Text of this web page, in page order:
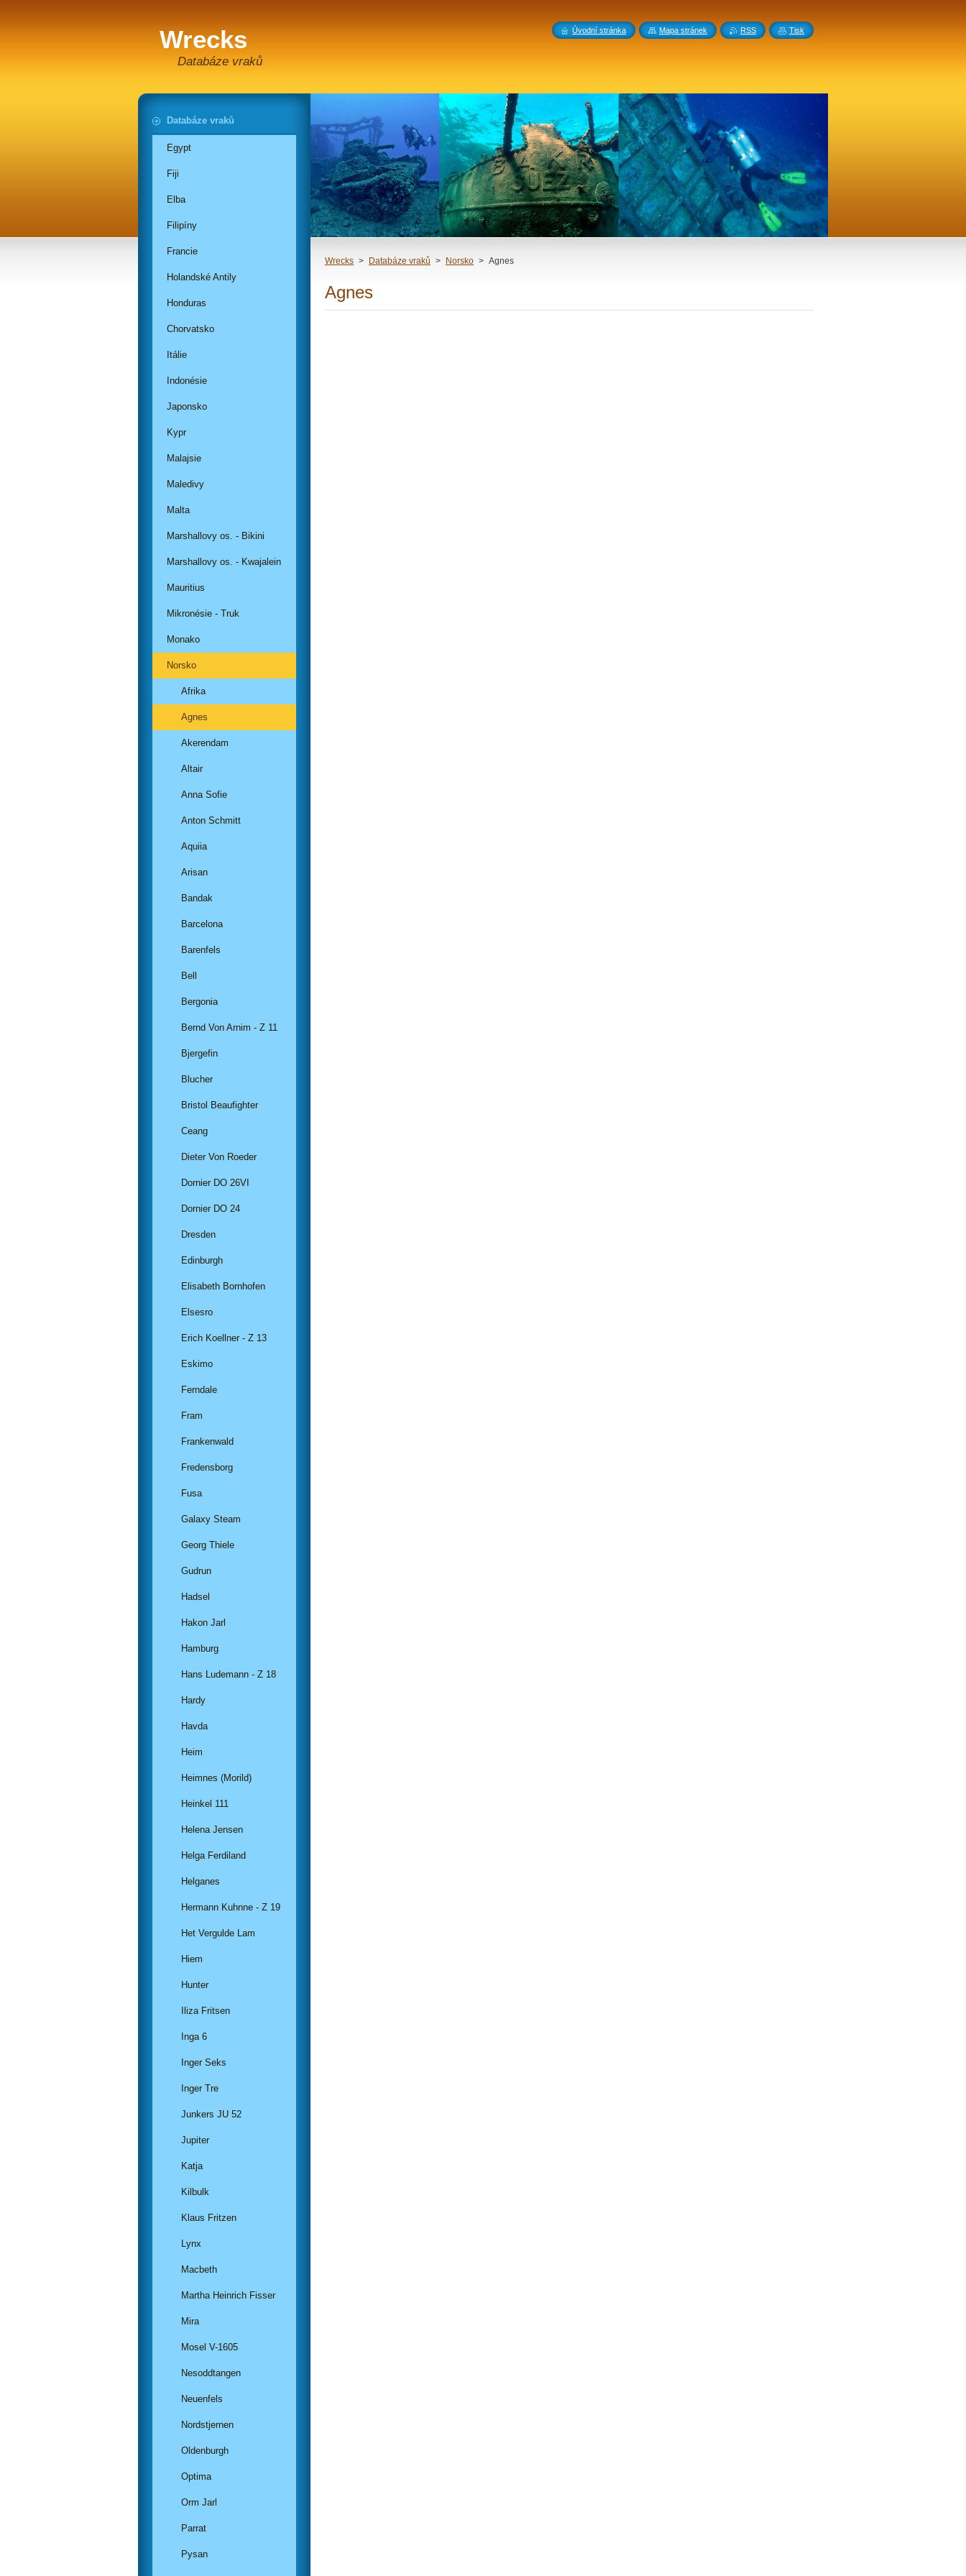
Wrecks
Databáze vraků
Wrecks > Databáze vraků > Norsko > Agnes
Agnes
Databáze vraků
Egypt
Fiji
Elba
Filipíny
Francie
Holandské Antily
Honduras
Chorvatsko
Itálie
Indonésie
Japonsko
Kypr
Malajsie
Maledivy
Malta
Marshallovy os. - Bikini
Marshallovy os. - Kwajalein
Mauritius
Mikronésie - Truk
Monako
Norsko
Afrika
Agnes
Akerendam
Altair
Anna Sofie
Anton Schmitt
Aquiia
Arisan
Bandak
Barcelona
Barenfels
Bell
Bergonia
Bernd Von Arnim - Z 11
Bjergefin
Blucher
Bristol Beaufighter
Ceang
Dieter Von Roeder
Dornier DO 26VI
Dornier DO 24
Dresden
Edinburgh
Elisabeth Bornhofen
Elsesro
Erich Koellner - Z 13
Eskimo
Ferndale
Fram
Frankenwald
Fredensborg
Fusa
Galaxy Steam
Georg Thiele
Gudrun
Hadsel
Hakon Jarl
Hamburg
Hans Ludemann - Z 18
Hardy
Havda
Heim
Heimnes (Morild)
Heinkel 111
Helena Jensen
Helga Ferdiland
Helganes
Hermann Kuhnne - Z 19
Het Vergulde Lam
Hiem
Hunter
Iliza Fritsen
Inga 6
Inger Seks
Inger Tre
Junkers JU 52
Jupiter
Katja
Kilbulk
Klaus Fritzen
Lynx
Macbeth
Martha Heinrich Fisser
Mira
Mosel V-1605
Nesoddtangen
Neuenfels
Nordstjernen
Oldenburgh
Optima
Orm Jarl
Parrat
Pysan
Úvodní stránka Mapa stránek RSS Tisk